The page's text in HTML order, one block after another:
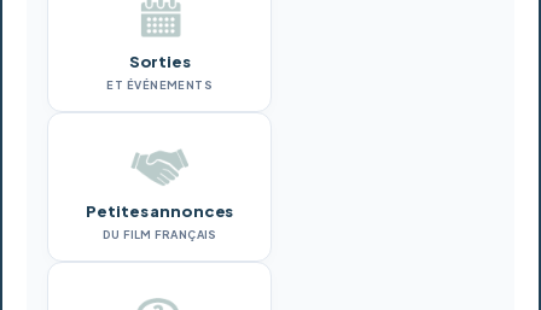
Sorties
ET ÉVÉNEMENTS
Petites annonces
DU FILM FRANÇAIS